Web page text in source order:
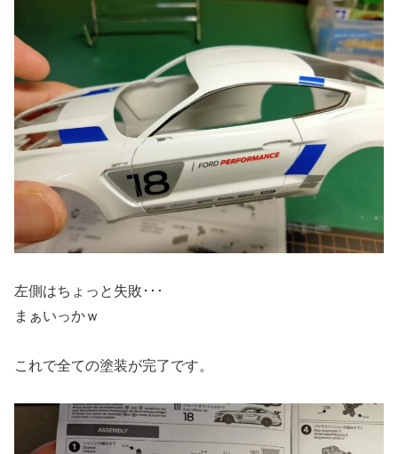
左側はちょっと失敗･･･
まぁいっかｗ
これで全ての塗装が完了です。